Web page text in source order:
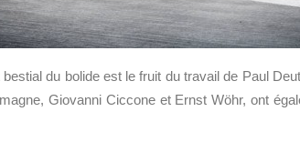
du bolide est le fruit du travail de Paul
Giovanni Ciccone et Ernst Wöhr, ont